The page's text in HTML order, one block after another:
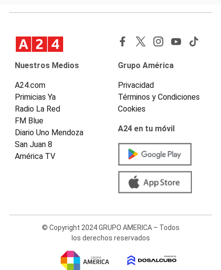
Nuestros Medios
A24.com
Primicias Ya
Radio La Red
FM Blue
Diario Uno Mendoza
San Juan 8
América TV
Grupo América
Privacidad
Términos y Condiciones
Cookies
A24 en tu móvil
© Copyright 2024 GRUPO AMERICA – Todos
los derechos reservados